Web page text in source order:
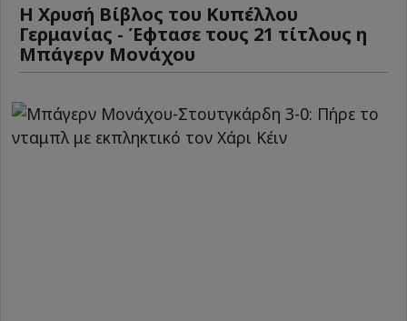
Η Χρυσή Βίβλος του Κυπέλλου
Γερμανίας - Έφτασε τους 21 τίτλους η
Μπάγερν Μονάχου